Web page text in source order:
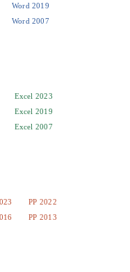
Word 2019
Word 2007
Excel 2023
Excel 2019
Excel 2007
PP 2022
PP 2013